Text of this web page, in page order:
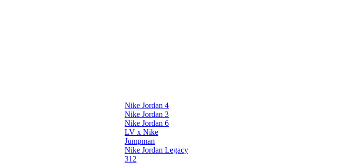
Nike Jordan 4
Nike Jordan 3
Nike Jordan 6
LV x Nike
Jumpman
Nike Jordan Legacy
312